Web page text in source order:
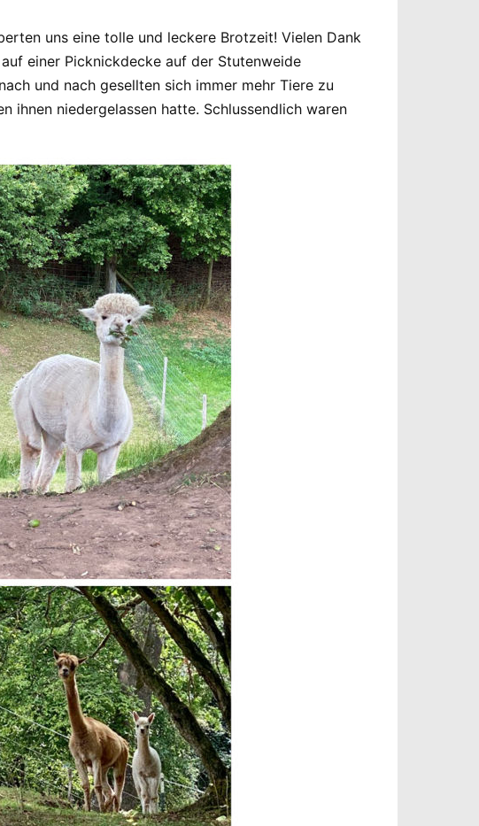
uns eine tolle und leckere Brotzeit! Vielen Dank
einer Picknickdecke auf der Stutenweide
und nach gesellten sich immer mehr Tiere zu
ihnen niedergelassen hatte. Schlussendlich waren